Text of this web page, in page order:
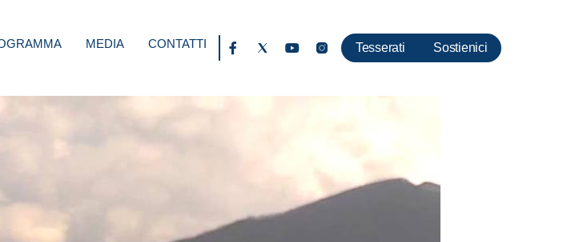
MEDIA CONTATTI Tesserati Sostienici